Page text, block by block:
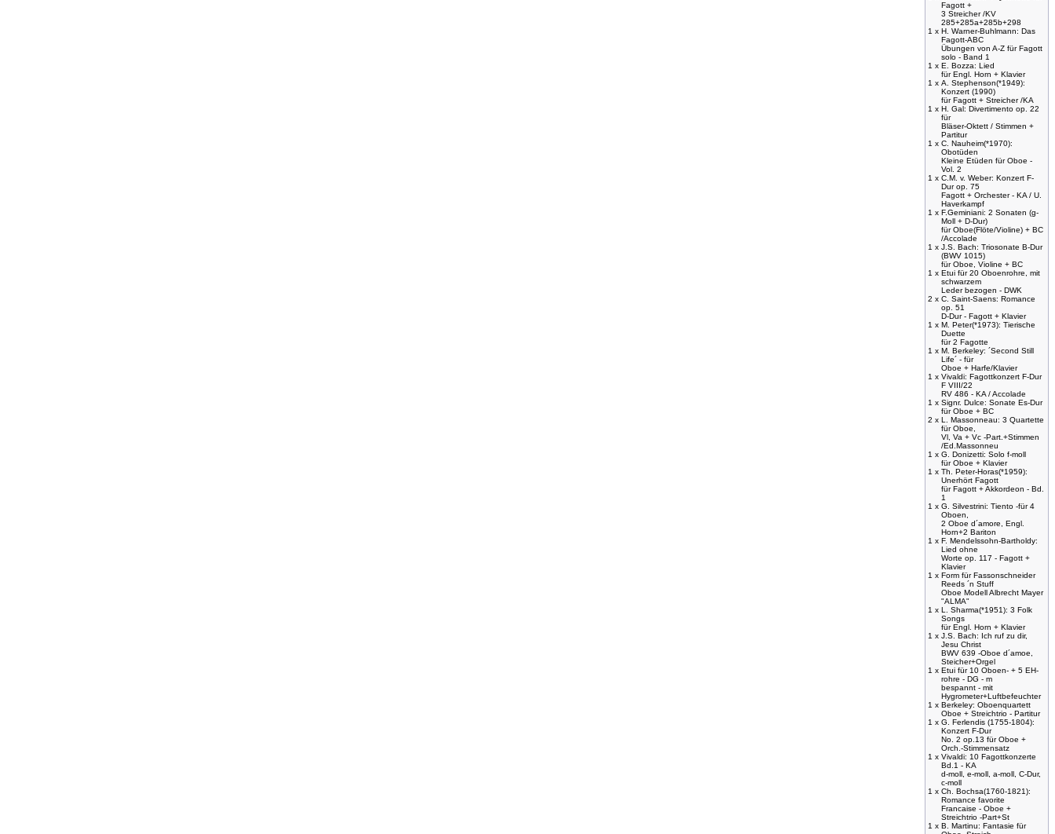
Fagott +
3 Streicher /KV
285+285a+285b+298
1 x H. Warner-Buhlmann: Das
Fagott-ABC
Übungen von A-Z für Fagott
solo - Band 1
1 x E. Bozza: Lied
für Engl. Horn + Klavier
1 x A. Stephenson(*1949):
Konzert (1990)
für Fagott + Streicher /KA
1 x H. Gal: Divertimento op. 22
für
Bläser-Oktett / Stimmen +
Partitur
1 x C. Nauheim(*1970):
Obotüden
Kleine Etüden für Oboe -
Vol. 2
1 x C.M. v. Weber: Konzert F-
Dur op. 75
Fagott + Orchester - KA / U.
Haverkampf
1 x F.Geminiani: 2 Sonaten (g-
Moll + D-Dur)
für Oboe(Flöte/Violine) + BC
/Accolade
1 x J.S. Bach: Triosonate B-Dur
(BWV 1015)
für Oboe, Violine + BC
1 x Etui für 20 Oboenrohre, mit
schwarzem
Leder bezogen - DWK
2 x C. Saint-Saens: Romance
op. 51
D-Dur - Fagott + Klavier
1 x M. Peter(*1973): Tierische
Duette
für 2 Fagotte
1 x M. Berkeley: ´Second Still
Life´ - für
Oboe + Harfe/Klavier
1 x Vivaldi: Fagottkonzert F-Dur
F VIII/22
RV 486 - KA / Accolade
1 x Signr. Dulce: Sonate Es-Dur
für Oboe + BC
2 x L. Massonneau: 3 Quartette
für Oboe,
Vl, Va + Vc -Part.+Stimmen
/Ed.Massonneu
1 x G. Donizetti: Solo f-moll
für Oboe + Klavier
1 x Th. Peter-Horas(*1959):
Unerhört Fagott
für Fagott + Akkordeon - Bd.
1
1 x G. Silvestrini: Tiento -für 4
Oboen,
2 Oboe d´amore, Engl.
Horn+2 Bariton
1 x F. Mendelssohn-Bartholdy:
Lied ohne
Worte op. 117 - Fagott +
Klavier
1 x Form für Fassonschneider
Reeds ´n Stuff
Oboe Modell Albrecht Mayer
"ALMA"
1 x L. Sharma(*1951): 3 Folk
Songs
für Engl. Horn + Klavier
1 x J.S. Bach: Ich ruf zu dir,
Jesu Christ
BWV 639 -Oboe d´amoe,
Steicher+Orgel
1 x Etui für 10 Oboen- + 5 EH-
rohre - DG - m
bespannt - mit
Hygrometer+Luftbefeuchter
1 x Berkeley: Oboenquartett
Oboe + Streichtrio - Partitur
1 x G. Ferlendis (1755-1804):
Konzert F-Dur
No. 2 op.13 für Oboe +
Orch.-Stimmensatz
1 x Vivaldi: 10 Fagottkonzerte
Bd.1 - KA
d-moll, e-moll, a-moll, C-Dur,
c-moll
1 x Ch. Bochsa(1760-1821):
Romance favorite
Francaise - Oboe +
Streichtrio -Part+St
1 x B. Martinu: Fantasie für